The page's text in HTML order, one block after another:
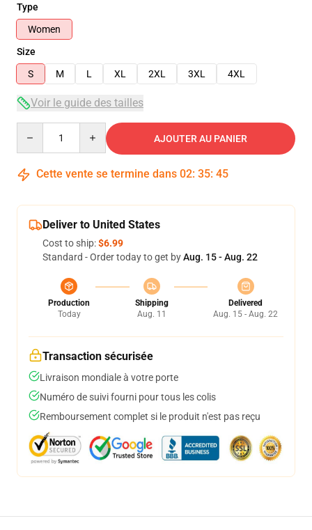
Type
Women
Size
S
M L XL 2XL 3XL 4XL
Voir le guide des tailles
AJOUTER AU PANIER
Cette vente se termine dans 02: 35: 45
Deliver to United States
Cost to ship:$6.99
Standard - Order today to get byAug. 15 - Aug. 22
Production
Today
Shipping
Aug. 11
Delivered
Aug. 15 - Aug. 22
Transaction sécurisée
Livraison mondiale à votre porte
Numéro de suivi fourni pour tous les colis
Remboursement complet si le produit n'est pas reçu